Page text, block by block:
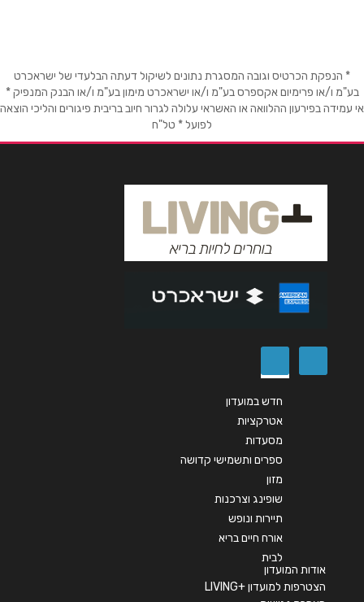
טלפון*
אנא חזרו אלי בקשר ל...
* הנפקת הכרטיס וגובה המסגרת נתונים לשיקול דעתה הבלעדי של ישראכרט
בע"מ ו/או פרימיום אקספרס בע"מ ו/או ישראכרט מימון בע"מ ו/או הבנק המנפיק *
אי עמידה בפירעון ההלוואה או האשראי עלולה לגרור חיוב בריבית פיגורים והליכי הוצאה
לפועל * טל"ח
חדש במועדון
אטרקציות
מסעדות
ספרים ותשמישי קדושה
מזון
שופינג וצרכנות
תיירות ונופש
אורח חיים בריא
לבית
אודות המועדון
הצטרפות למועדון +LIVING